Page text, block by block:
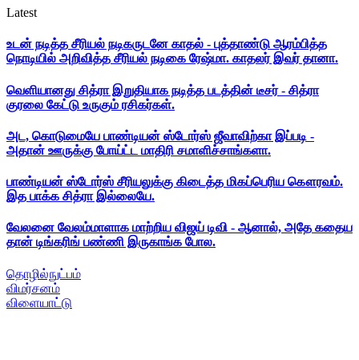
Latest
உடன் நடித்த சீரியல் நடிகருடனே காதல் - புத்தாண்டு ஆரம்பித்த
நொடியில் அறிவித்த சீரியல் நடிகை ரேஷ்மா. காதலர் இவர் தானா.
வெளியானது சித்ரா இறுதியாக நடித்த படத்தின் டீசர் - சித்ரா
குரலை கேட்டு உருகும் ரசிகர்கள்.
அட, கொடுமையே பாண்டியன் ஸ்டோர்ஸ் ஜீவாவிற்கா இப்படி -
அதான் ஊருக்கு போய்ட்ட மாதிரி சமாளிச்சாங்களா.
பாண்டியன் ஸ்டோர்ஸ் சீரியலுக்கு கிடைத்த மிகப்பெரிய கௌரவம்.
இத பாக்க சித்ரா இல்லையே.
வேலனை வேலம்மாளாக மாற்றிய விஜய் டிவி - ஆனால், அதே கதைய
தான் டிங்கரிங் பண்ணி இருகாங்க போல.
தொழில்நுட்பம்
விமர்சனம்
விளையாட்டு